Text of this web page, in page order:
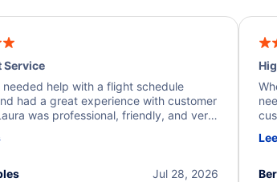
Service
needed help with a flight schedule
had a great experience with customer
was professional, friendly, and very
and kept me informed of the next steps.
Jul 28, 2026
I